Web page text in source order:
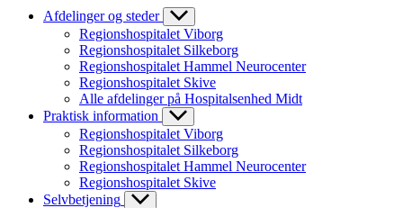
Afdelinger og steder
Regionshospitalet Viborg
Regionshospitalet Silkeborg
Regionshospitalet Hammel Neurocenter
Regionshospitalet Skive
Alle afdelinger på Hospitalsenhed Midt
Praktisk information
Regionshospitalet Viborg
Regionshospitalet Silkeborg
Regionshospitalet Hammel Neurocenter
Regionshospitalet Skive
Selvbetjening